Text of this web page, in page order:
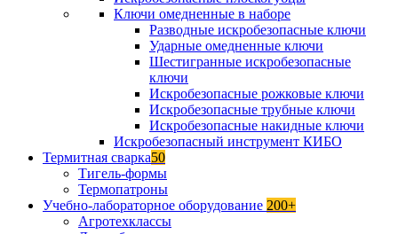
Ключи омедненные в наборе
Разводные искробезопасные ключи
Ударные омедненные ключи
Шестигранные искробезопасные
ключи
Искробезопасные рожковые ключи
Искробезопасные трубные ключи
Искробезопасные накидные ключи
Искробезопасный инструмент КИБО
Термитная сварка50
Тигель-формы
Термопатроны
Учебно-лабораторное оборудование 200+
Агротехклассы